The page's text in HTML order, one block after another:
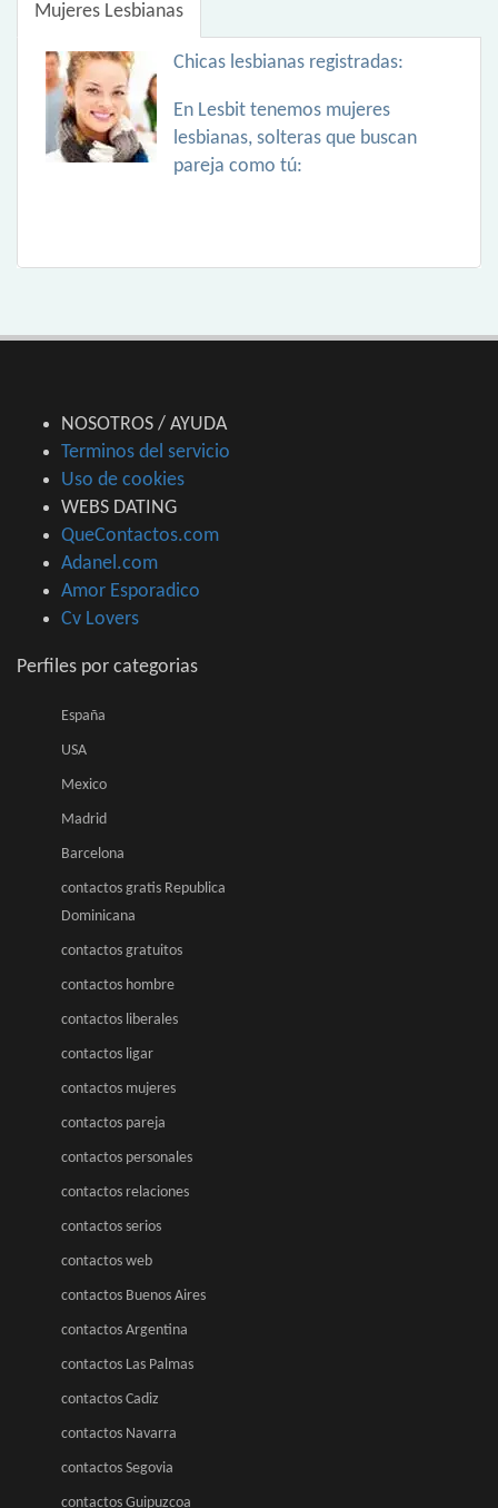
Mujeres Lesbianas
Chicas lesbianas registradas:
En Lesbit tenemos mujeres
lesbianas, solteras que buscan
pareja como tú:
NOSOTROS / AYUDA
Terminos del servicio
Uso de cookies
WEBS DATING
QueContactos.com
Adanel.com
Amor Esporadico
Cv Lovers
Perfiles por categorias
España
USA
Mexico
Madrid
Barcelona
contactos gratis Republica
Dominicana
contactos gratuitos
contactos hombre
contactos liberales
contactos ligar
contactos mujeres
contactos pareja
contactos personales
contactos relaciones
contactos serios
contactos web
contactos Buenos Aires
contactos Argentina
contactos Las Palmas
contactos Cadiz
contactos Navarra
contactos Segovia
contactos Guipuzcoa